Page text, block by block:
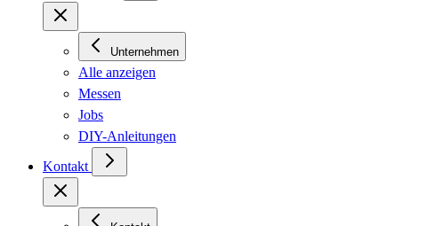
Unternehmen
Alle anzeigen
Messen
Jobs
DIY-Anleitungen
Kontakt